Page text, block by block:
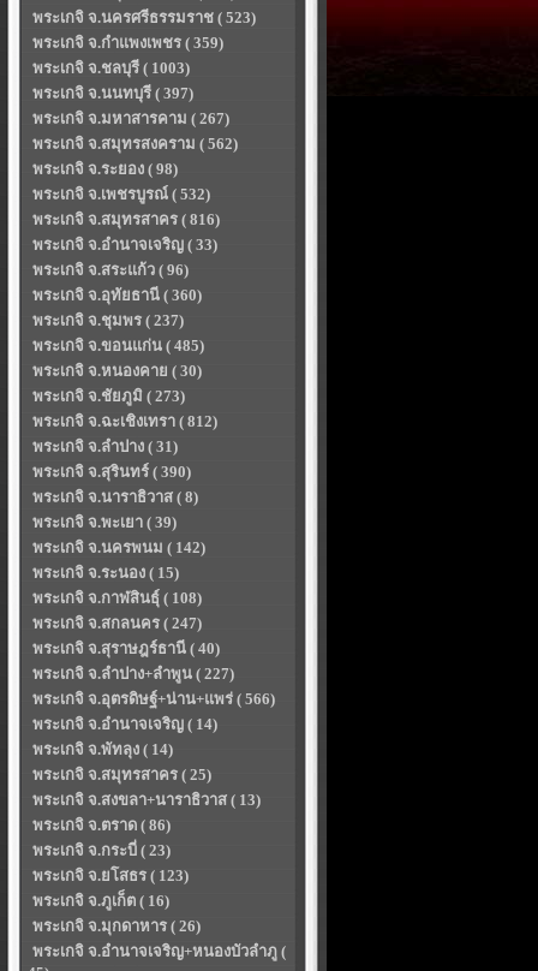
พระเกจิ จ.นครศรีธรรมราช ( 523)
พระเกจิ จ.กำแพงเพชร ( 359)
พระเกจิ จ.ชลบุรี ( 1003)
พระเกจิ จ.นนทบุรี ( 397)
พระเกจิ จ.มหาสารคาม ( 267)
พระเกจิ จ.สมุทรสงคราม ( 562)
พระเกจิ จ.ระยอง ( 98)
พระเกจิ จ.เพชรบูรณ์ ( 532)
พระเกจิ จ.สมุทรสาคร ( 816)
พระเกจิ จ.อำนาจเจริญ ( 33)
พระเกจิ จ.สระแก้ว ( 96)
พระเกจิ จ.อุทัยธานี ( 360)
พระเกจิ จ.ชุมพร ( 237)
พระเกจิ จ.ขอนแก่น ( 485)
พระเกจิ จ.หนองคาย ( 30)
พระเกจิ จ.ชัยภูมิ ( 273)
พระเกจิ จ.ฉะเชิงเทรา ( 812)
พระเกจิ จ.ลำปาง ( 31)
พระเกจิ จ.สุรินทร์ ( 390)
พระเกจิ จ.นาราธิวาส ( 8)
พระเกจิ จ.พะเยา ( 39)
พระเกจิ จ.นครพนม ( 142)
พระเกจิ จ.ระนอง ( 15)
พระเกจิ จ.กาฬสินธุ์ ( 108)
พระเกจิ จ.สกลนคร ( 247)
พระเกจิ จ.สุราษฎร์ธานี ( 40)
พระเกจิ จ.ลำปาง+ลำพูน ( 227)
พระเกจิ จ.อุตรดิษฐ์+น่าน+แพร่ ( 566)
พระเกจิ จ.อำนาจเจริญ ( 14)
พระเกจิ จ.พัทลุง ( 14)
พระเกจิ จ.สมุทรสาคร ( 25)
พระเกจิ จ.สงขลา+นาราธิวาส ( 13)
พระเกจิ จ.ตราด ( 86)
พระเกจิ จ.กระบี่ ( 23)
พระเกจิ จ.ยโสธร ( 123)
พระเกจิ จ.ภูเก็ต ( 16)
พระเกจิ จ.มุกดาหาร ( 26)
พระเกจิ จ.อำนาจเจริญ+หนองบัวลำภู (